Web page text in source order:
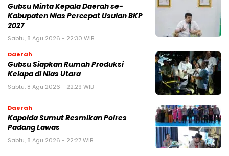
Gubsu Minta Kepala Daerah se-
Kabupaten Nias Percepat Usulan BKP
2027
Sabtu, 8 Agu 2026 - 22:30 WIB
Daerah
Gubsu Siapkan Rumah Produksi
Kelapa di Nias Utara
Sabtu, 8 Agu 2026 - 22:29 WIB
Daerah
Kapolda Sumut Resmikan Polres
Padang Lawas
Sabtu, 8 Agu 2026 - 22:27 WIB